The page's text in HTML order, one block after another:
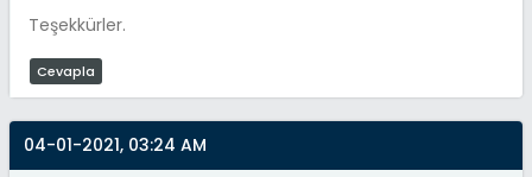
Teşekkürler.
Cevapla
04-01-2021, 03:24 AM